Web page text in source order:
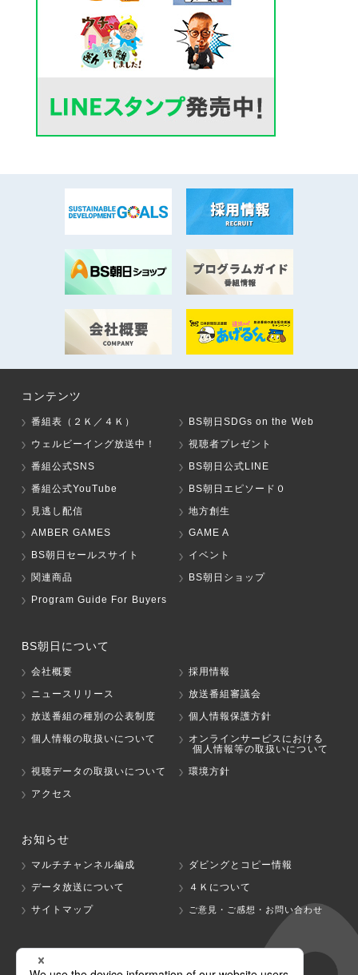
コンテンツ
番組表（２Ｋ／４Ｋ）
BS朝日SDGs on the Web
ウェルビーイング放送中！
視聴者プレゼント
番組公式SNS
BS朝日公式LINE
番組公式YouTube
BS朝日エピソード０
見逃し配信
地方創生
AMBER GAMES
GAME A
BS朝日セールスサイト
イベント
関連商品
BS朝日ショップ
Program Guide For Buyers
BS朝日について
会社概要
採用情報
ニュースリリース
放送番組審議会
放送番組の種別の公表制度
個人情報保護方針
個人情報の取扱いについて
オンラインサービスにおける
個人情報等の取扱いについて
視聴データの取扱いについて
環境方針
アクセス
お知らせ
マルチチャンネル編成
ダビングとコピー情報
データ放送について
４Ｋについて
サイトマップ
ご意見・ご感想・お問い合わせ
グループ会社